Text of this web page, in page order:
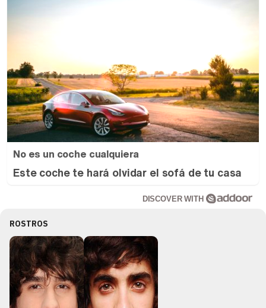
No es un coche cualquiera
Este coche te hará olvidar el sofá de tu casa
DISCOVER WITH
ROSTROS